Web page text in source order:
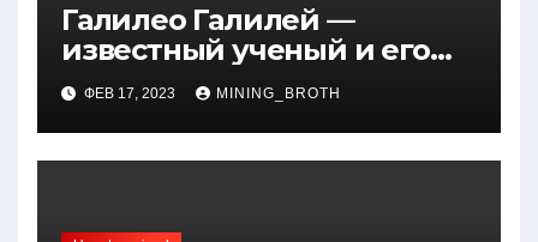
Галилео Галилей —
известный ученый и его
открытия — краткая
биография, достижения и
вклад в науку
ФЕВ 17, 2023 MINING_BROTH